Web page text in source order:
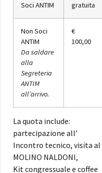
Soci ANTIM gratuita
Non Soci
ANTIM
Da saldare
alla
Segreteria
ANTIM
all’arrivo.
€
100,00
La quota include:
partecipazione all’
Incontro tecnico, visita al
MOLINO NALDONI,
Kit congressuale e coffee